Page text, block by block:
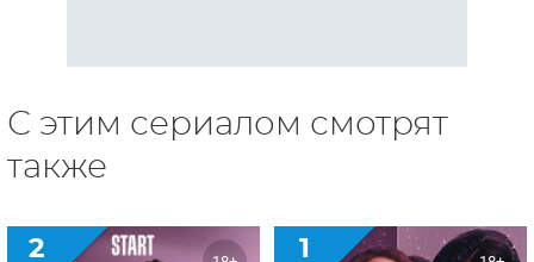
С этим сериалом смотрят
также
2 1